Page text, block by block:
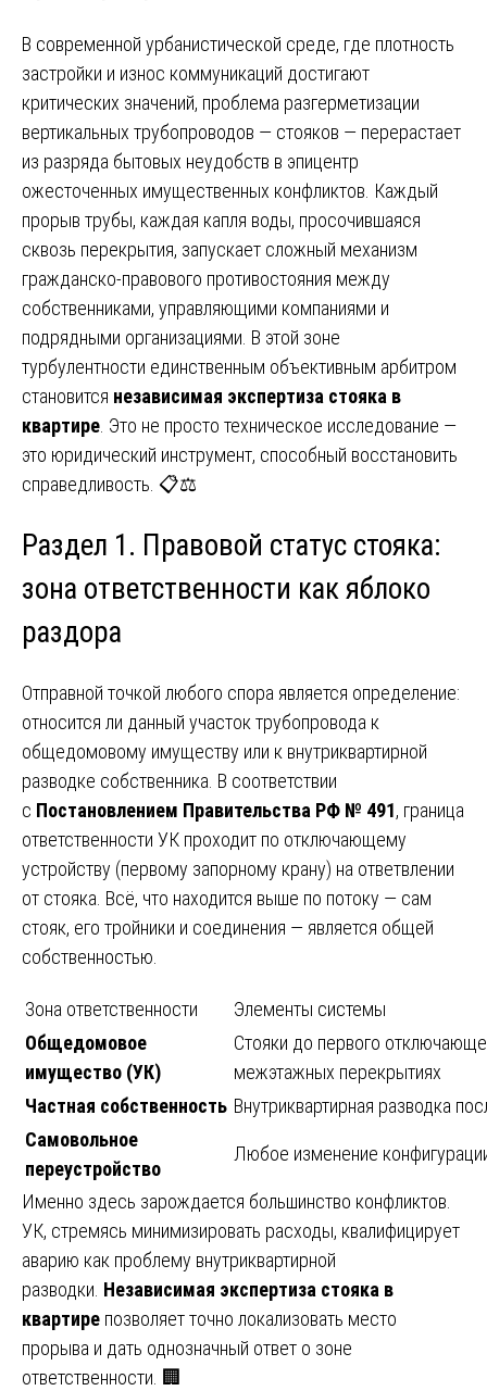
В современной урбанистической среде, где плотность
застройки и износ коммуникаций достигают
критических значений, проблема разгерметизации
вертикальных трубопроводов — стояков — перерастает
из разряда бытовых неудобств в эпицентр
ожесточенных имущественных конфликтов. Каждый
прорыв трубы, каждая капля воды, просочившаяся
сквозь перекрытия, запускает сложный механизм
гражданско-правового противостояния между
собственниками, управляющими компаниями и
подрядными организациями. В этой зоне
турбулентности единственным объективным арбитром
становится независимая экспертиза стояка в
квартире. Это не просто техническое исследование —
это юридический инструмент, способный восстановить
справедливость. 📋⚖️
Раздел 1. Правовой статус стояка:
зона ответственности как яблоко
раздора
Отправной точкой любого спора является определение:
относится ли данный участок трубопровода к
общедомовому имуществу или к внутриквартирной
разводке собственника. В соответствии
с Постановлением Правительства РФ № 491, граница
ответственности УК проходит по отключающему
устройству (первому запорному крану) на ответвлении
от стояка. Всё, что находится выше по потоку — сам
стояк, его тройники и соединения — является общей
собственностью.
Зона ответственности
Элементы системы
Общедомовое
имущество (УК)
Стояки до первого
межэтажных перекрытиях
Частная собственность Внутриквартирная разводка
Самовольное
переустройство
Любое изменение
Именно здесь зарождается большинство конфликтов.
УК, стремясь минимизировать расходы, квалифицирует
аварию как проблему внутриквартирной
разводки. Независимая экспертиза стояка в
квартире позволяет точно локализовать место
прорыва и дать однозначный ответ о зоне
ответственности. 🏢